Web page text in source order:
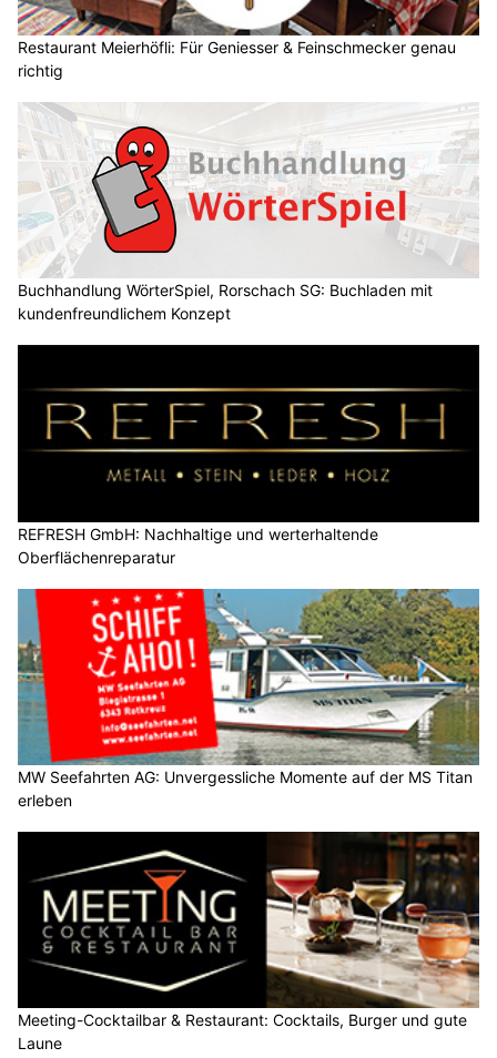
Restaurant Meierhöfli: Für Geniesser & Feinschmecker genau
richtig
Buchhandlung WörterSpiel, Rorschach SG: Buchladen mit
kundenfreundlichem Konzept
REFRESH GmbH: Nachhaltige und werterhaltende
Oberflächenreparatur
MW Seefahrten AG: Unvergessliche Momente auf der MS Titan
erleben
Meeting-Cocktailbar & Restaurant: Cocktails, Burger und gute
Laune